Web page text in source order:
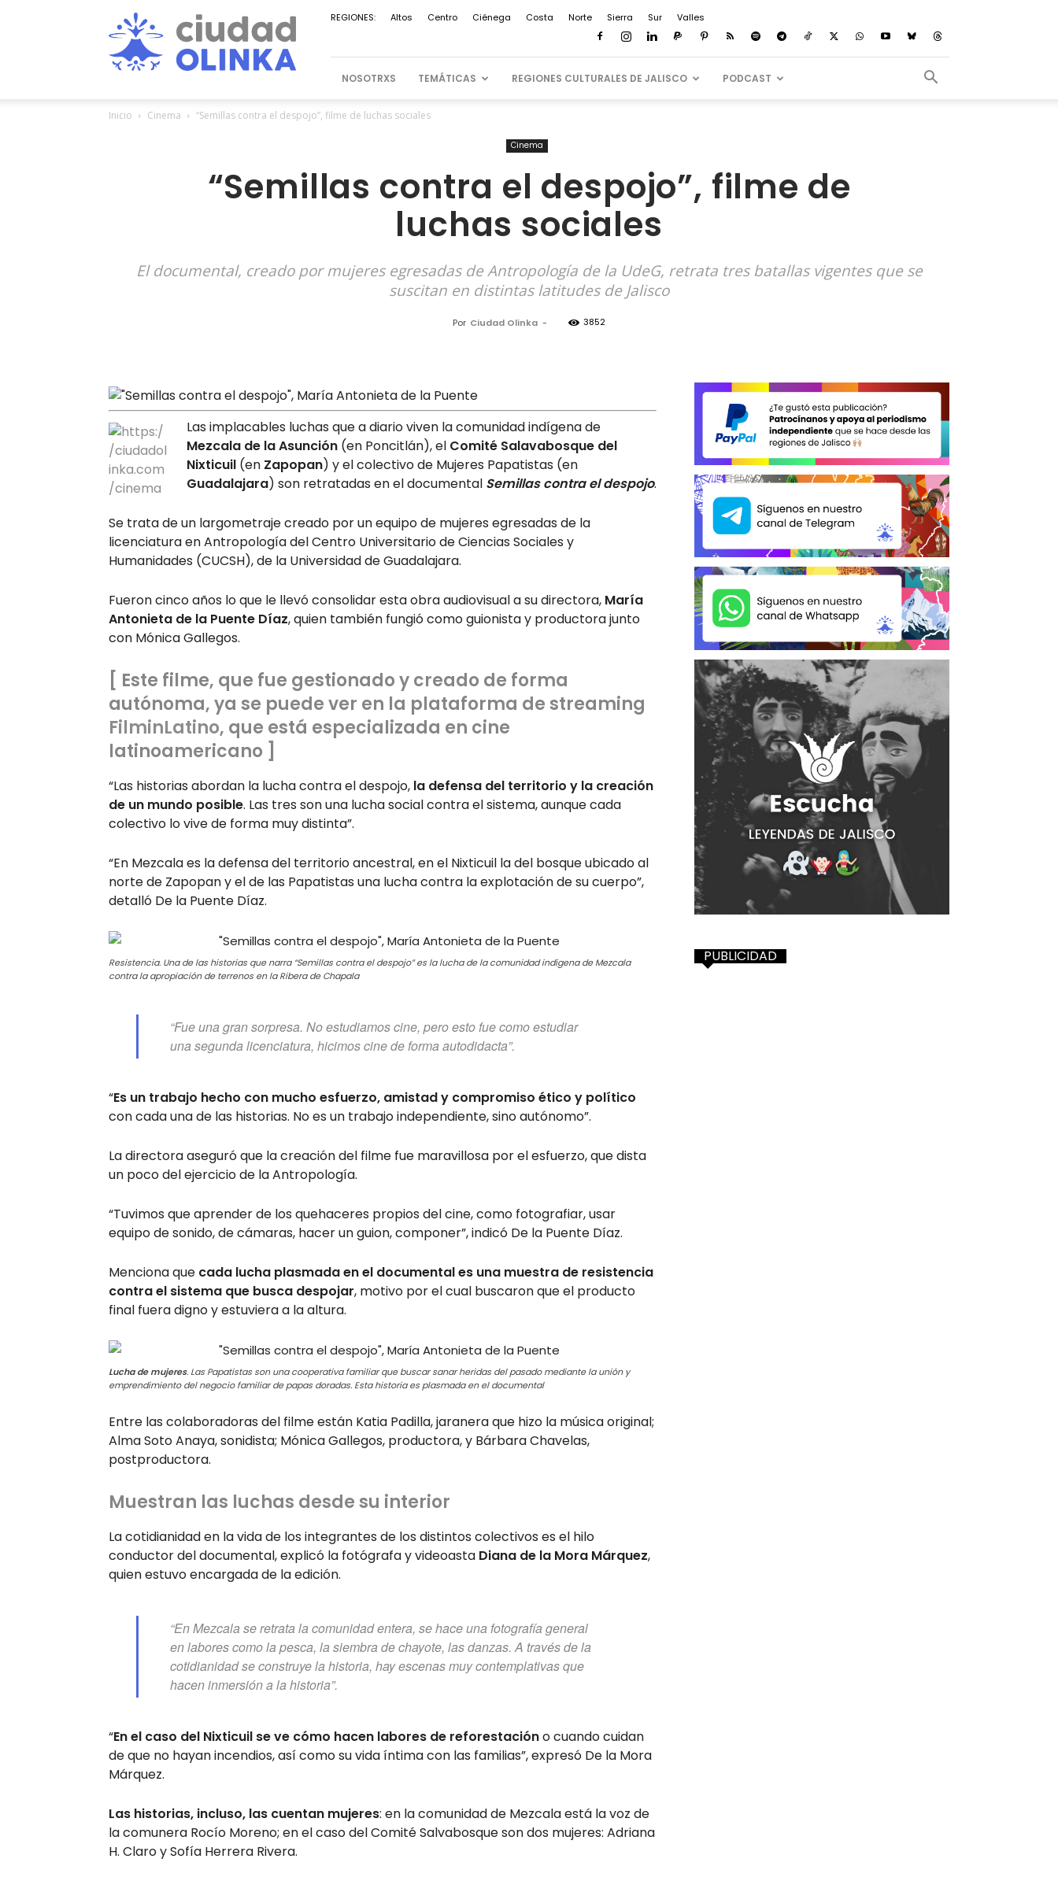
Ciudad
Olinka
REGIONES: Altos Centro Ciénega Costa Norte Sierra Sur Valles
NOSOTRXS TEMÁTICAS REGIONES CULTURALES DE JALISCO PODCAST
Inicio Cinema “Semillas contra el despojo”, filme de luchas sociales
Cinema
“Semillas contra el despojo”, filme de
luchas sociales
El documental, creado por mujeres egresadas de Antropología de la UdeG, retrata tres batallas vigentes que se
suscitan en distintas latitudes de Jalisco
Por Ciudad Olinka - 3852
Las implacables luchas que a diario viven la comunidad indígena de
Mezcala de la Asunción (en Poncitlán), el Comité Salavabosque del
Nixticuil (en Zapopan) y el colectivo de Mujeres Papatistas (en
Guadalajara) son retratadas en el documental Semillas contra el despojo.
Se trata de un largometraje creado por un equipo de mujeres egresadas de la
licenciatura en Antropología del Centro Universitario de Ciencias Sociales y
Humanidades (CUCSH), de la Universidad de Guadalajara.
Fueron cinco años lo que le llevó consolidar esta obra audiovisual a su directora, María
Antonieta de la Puente Díaz, quien también fungió como guionista y productora junto
con Mónica Gallegos.
[ Este filme, que fue gestionado y creado de forma
autónoma,ya se puede ver en la plataforma de streaming
FilminLatino, que está especializada en cine
latinoamericano ]
“Las historias abordan la lucha contra el despojo, la defensa del territorio y la creación
de un mundo posible. Las tres son una lucha social contra el sistema, aunque cada
colectivo lo vive de forma muy distinta”.
“En Mezcala es la defensa del territorio ancestral, en el Nixticuil la del bosque ubicado al
norte de Zapopan y el de las Papatistas una lucha contra la explotación de su cuerpo”,
detalló De la Puente Díaz.
Resistencia. Una de las historias que narra “Semillas contra el despojo” es la lucha de la comunidad indígena de Mezcala
contra la apropiación de terrenos en la Ribera de Chapala
“Fue una gran sorpresa. No estudiamos cine, pero esto fue como estudiar
una segunda licenciatura, hicimos cine de forma autodidacta”.
“Es un trabajo hecho con mucho esfuerzo, amistad y compromiso ético y político
con cada una de las historias. No es un trabajo independiente, sino autónomo”.
La directora aseguró que la creación del filme fue maravillosa por el esfuerzo, que dista
un poco del ejercicio de la Antropología.
“Tuvimos que aprender de los quehaceres propios del cine, como fotografiar, usar
equipo de sonido, de cámaras, hacer un guion, componer”, indicó De la Puente Díaz.
Menciona que cada lucha plasmada en el documental es una muestra de resistencia
contra el sistema que busca despojar, motivo por el cual buscaron que el producto
final fuera digno y estuviera a la altura.
Lucha de mujeres. Las Papatistas son una cooperativa familiar que buscar sanar heridas del pasado mediante la unión y
emprendimiento del negocio familiar de papas doradas. Esta historia es plasmada en el documental
Entre las colaboradoras del filme están Katia Padilla, jaranera que hizo la música original;
Alma Soto Anaya, sonidista; Mónica Gallegos, productora, y Bárbara Chavelas,
postproductora.
Muestran las luchas desde su interior
La cotidianidad en la vida de los integrantes de los distintos colectivos es el hilo
conductor del documental, explicó la fotógrafa y videoasta Diana de la Mora Márquez,
quien estuvo encargada de la edición.
“En Mezcala se retrata la comunidad entera, se hace una fotografía general
en labores como la pesca, la siembra de chayote, las danzas. A través de la
cotidianidad se construye la historia, hay escenas muy contemplativas que
hacen inmersión a la historia”.
“En el caso del Nixticuil se ve cómo hacen labores de reforestacióno cuando cuidan
de que no hayan incendios, así como su vida íntima con las familias”, expresó De la Mora
Márquez.
Las historias, incluso, las cuentan mujeres: en la comunidad de Mezcala está la voz de
la comunera Rocío Moreno; en el caso del Comité Salvabosque son dos mujeres: Adriana
H. Claro y Sofía Herrera Rivera.
PUBLICIDAD